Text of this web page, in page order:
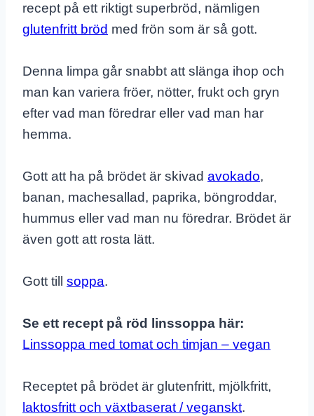
recept på ett riktigt superbröd, nämligen
glutenfritt bröd med frön som är så gott.
Denna limpa går snabbt att slänga ihop och
man kan variera fröer, nötter, frukt och gryn
efter vad man föredrar eller vad man har
hemma.
Gott att ha på brödet är skivad avokado,
banan, machesallad, paprika, böngroddar,
hummus eller vad man nu föredrar. Brödet är
även gott att rosta lätt.
Gott till soppa.
Se ett recept på röd linssoppa här:
Linssoppa med tomat och timjan – vegan
Receptet på brödet är glutenfritt, mjölkfritt,
laktosfritt och växtbaserat / veganskt.